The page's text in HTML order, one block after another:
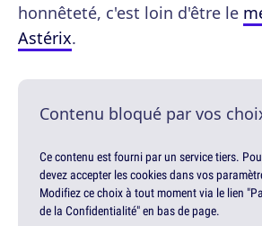
honnêteté, c'est loin d'être le
Astérix.
Contenu bloqué par vos
Ce contenu est fourni par un service tiers.
devez accepter les cookies dans vos
Modifiez ce choix à tout moment via le lien
de la Confidentialité" en bas de page.